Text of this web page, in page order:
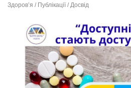
Здоров’я / Публікації / Досвід